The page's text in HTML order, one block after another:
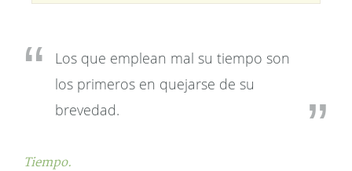
Los que emplean mal su tiempo son
los primeros en quejarse de su
brevedad.
Tiempo.